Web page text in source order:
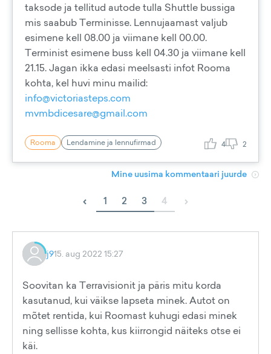
taksode ja tellitud autode tulla Shuttle bussiga
mis saabub Terminisse. Lennujaamast valjub
esimene kell 08.00 ja viimane kell 00.00.
Terminist esimene buss kell 04.30 ja viimane kell
21.15. Jagan ikka edasi meelsasti infot Rooma
kohta, kel huvi minu mailid:
info@victoriasteps.com
mvmbdicesare@gmail.com
Rooma Lendamine ja lennufirmad 4 2
Mine uusima kommentaari juurde
‹ 1 2 3 4 ›
j915. aug 2022 15:27
Soovitan ka Terravisionit ja päris mitu korda
kasutanud, kui väikse lapseta minek. Autot on
mõtet rentida, kui Roomast kuhugi edasi minek
ning sellisse kohta, kus kiirrongid näiteks otse ei
käi.